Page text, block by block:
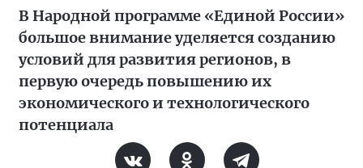
В Народной программе «Единой России»
большое внимание уделяется созданию
условий для развития регионов, в
первую очередь повышению их
экономического и технологического
потенциала